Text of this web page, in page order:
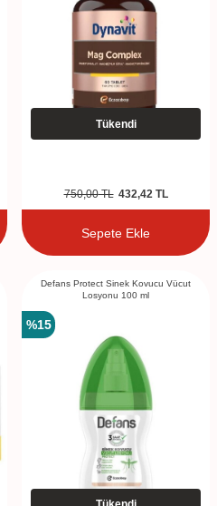
Tükendi
750,00TL 432,42TL
Sepete Ekle
Defans Protect Sinek Kovucu Vücut
Losyonu 100 ml
%15